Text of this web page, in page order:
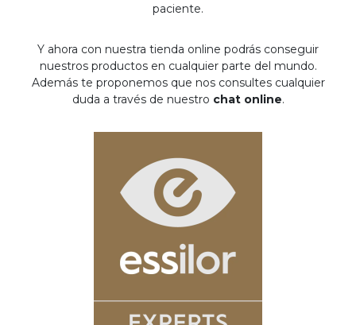
paciente.
Y ahora con nuestra tienda online podrás conseguir
nuestros productos en cualquier parte del mundo.
Además te proponemos que nos consultes cualquier
duda a través de nuestro chat online.